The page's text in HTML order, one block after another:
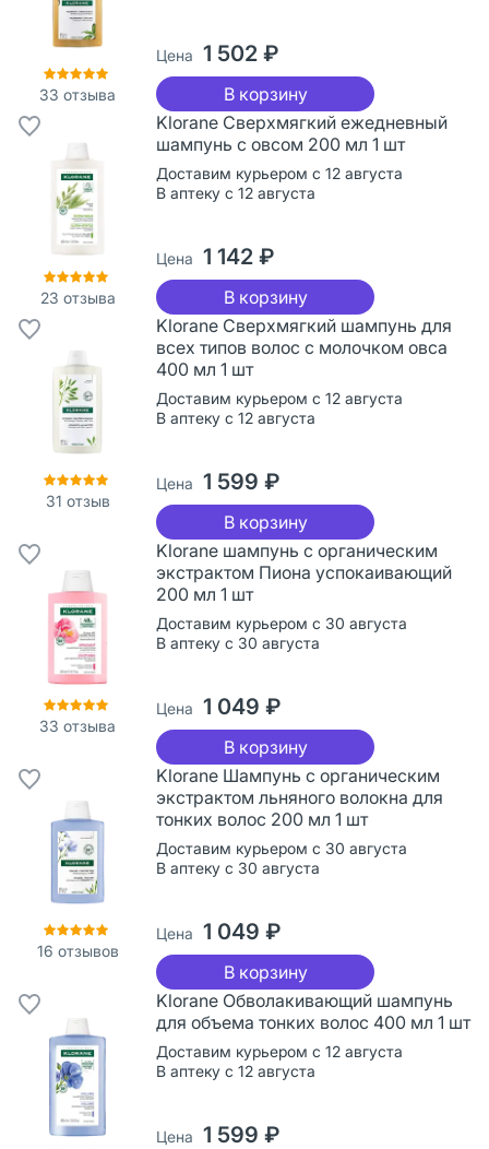
33 отзыва
Цена 1 502 ₽
В корзину
23 отзыва
Klorane Сверхмягкий ежедневный
шампунь с овсом 200 мл 1 шт
Доставим курьером с 12 августа
В аптеку с 12 августа
Цена 1 142 ₽
В корзину
31 отзыв
Klorane Сверхмягкий шампунь для
всех типов волос с молочком овса
400 мл 1 шт
Доставим курьером с 12 августа
В аптеку с 12 августа
Цена 1 599 ₽
В корзину
33 отзыва
Klorane шампунь с органическим
экстрактом Пиона успокаивающий
200 мл 1 шт
Доставим курьером с 30 августа
В аптеку с 30 августа
Цена 1 049 ₽
В корзину
16 отзывов
Klorane Шампунь с органическим
экстрактом льняного волокна для
тонких волос 200 мл 1 шт
Доставим курьером с 30 августа
В аптеку с 30 августа
Цена 1 049 ₽
В корзину
Klorane Обволакивающий шампунь
для объема тонких волос 400 мл 1 шт
Доставим курьером с 12 августа
В аптеку с 12 августа
Цена 1 599 ₽